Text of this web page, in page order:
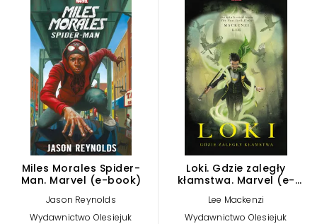
Miles Morales Spider-
Man. Marvel (e-book)
Jason Reynolds
Wydawnictwo Olesiejuk
Loki. Gdzie zaległy
kłamstwa. Marvel (e-
Lee Mackenzi
Wydawnictwo Olesiejuk